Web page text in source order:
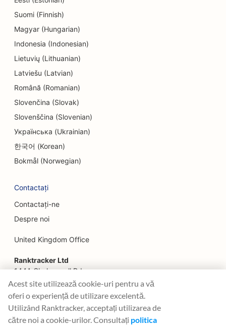
SEO pentru endodonțiști
SEO pentru divertisment și recreere
SEO pentru firmele de inginerie
EO pentru restaurante etnice
SEO pentru Escape Rooms
SEO pentru servicii de lifting facial
SEO pentru restaurantele Farm-to-Table
SEO pentru servicii financiare
SEO pentru restaurantele Fine Dining
SEO pentru restaurantele Fast Food
SEO pentru florari
SEO pentru food court-uri
SEO pentru camioane alimentare
SEO pentru patiserii franceze
Suomi (Finnish)
Magyar (Hungarian)
Indonesia (Indonesian)
Lietuvių (Lithuanian)
Latviešu (Latvian)
Română (Romanian)
Slovenčina (Slovak)
Slovenščina (Slovenian)
Українська (Ukrainian)
한국어 (Korean)
Bokmål (Norwegian)
Contactați
Contactați-ne
Despre noi
United Kingdom Office
Ranktracker Ltd
144A Clerkenwell Rd
London, EC1R 5DF
Company No: 08820809
felix@ranktracker.com
Acest site utilizează cookie-uri pentru a vă
oferi o experiență de utilizare excelentă.
Utilizând Ranktracker, acceptați utilizarea de
către noi a cookie-urilor. Consultați politica